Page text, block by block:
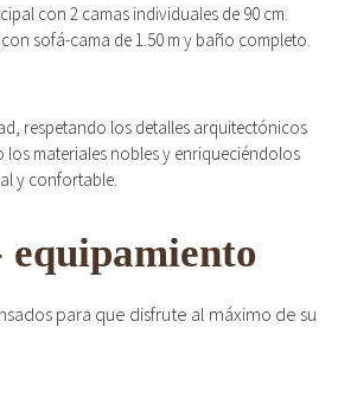
con 2 camas individuales de 90 cm.
sofá-cama de 1.50 m y baño completo.
respetando los detalles arquitectónicos
materiales nobles y enriqueciéndolos
y confortable.
equipamiento
para que disfrute al máximo de su